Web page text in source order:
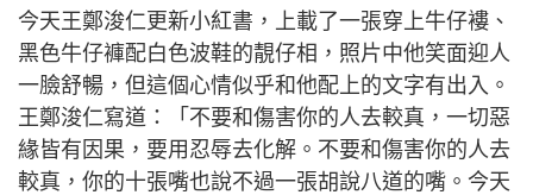
今天王鄭浚仁更新小紅書，上載了一張穿上牛仔褸、
黑色牛仔褲配白色波鞋的靚仔相，照片中他笑面迎人
一臉舒暢，但這個心情似乎和他配上的文字有出入。
王鄭浚仁寫道：「不要和傷害你的人去較真，一切惡
緣皆有因果，要用忍辱去化解。不要和傷害你的人去
較真，你的十張嘴也說不過一張胡說八道的嘴。今天